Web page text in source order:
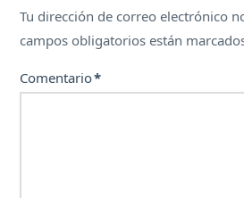
Tu dirección de correo electrónico
campos obligatorios están
Comentario*